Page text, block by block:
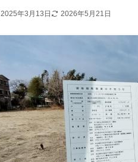
2025年3月13日 2026年5月21日